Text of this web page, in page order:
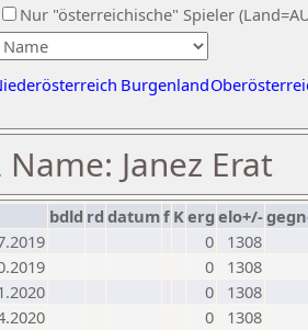
Nur "österreichische" Spieler
Burgenland
Janez Erat
bdld rd datumf Kerg elo+/-
0
1308
0
1308
0
1308
0
1308